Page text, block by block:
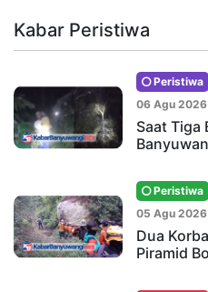
Kabar Peristiwa
Peristiwa
06 Agu 2026
Saat Tiga
Peristiwa
05 Agu 2026
Dua
Piramid